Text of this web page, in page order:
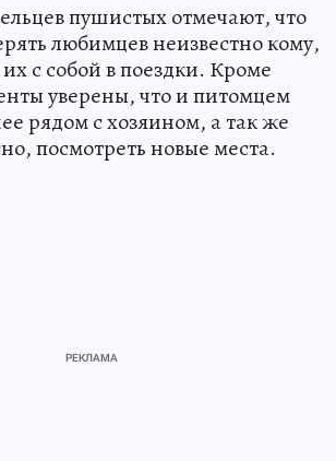
пушистых отмечают, что
любимцев неизвестно кому,
с собой в поездки. Кроме
уверены, что и питомцем
рядом с хозяином, а так же
посмотреть новые места.